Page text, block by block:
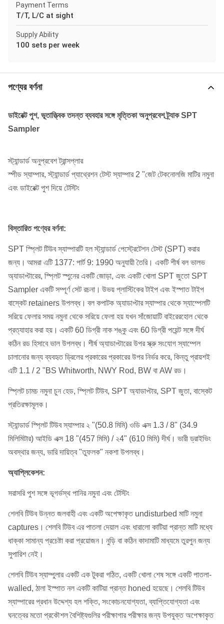
Payment Terms
T/T, L/C at sight
Supply Ability
100 sets per week
পণ্যের বর্ণনা
ডাইরেক্ট পুশ, ভূতাত্ত্বিক তদন্ত ব্যবহার সঙ্গে মৃত্তিকা অনুপ্রবেশ ট্র্যাক SPT
Sampler
স্ট্যান্ডার্ড অনুপ্রবেশ ট্রান্সপ্লার
স্পীড স্যাম্পার, স্ট্যান্ডার্ড প্যাথ্রেশন টেস্ট স্যাম্পার 2 "জেট টেকনোলজি মাটির নমুনা
এবং ডাইরেক্ট পুশ দিয়ে টেস্টিং
বিস্তারিত পণ্যের বর্ণনা:
SPT স্প্লিট টিউব স্যাম্পারটি হল স্ট্যান্ডার্ড পেস্ট্রেটেশন টেস্ট (SPT) করার
জন্য। আমরা এটি 1377: পার্ট 9: 1990 অনুযায়ী তৈরি। একটি শীর্ষ বল ভালভ
অ্যাডাপ্টারের, স্প্লিট স্পুনের একটি জোড়া, এবং একটি খোলা SPT জুতো SPT
Sampler একটি সম্পূর্ণ সেট রচনা। উভয় প্লাস্টিকের টাইপ এবং ইস্পাত টাইপ
বাস্কেট retainers উপলব্ধ। বল কপাটক অ্যাডাপ্টার স্যাম্পার থেকে স্যাম্পেলটি
সরিয়ে ফেলার সময় নমুনা থেকে সরিয়ে ফেলা হয় যখন সাঁজোয়াটি বাইরেরহোল থেকে
প্রত্যাহার করা হয়। একটি 60 ডিগ্রী নাক শঙ্কু এবং 60 ডিগ্রী পয়েন্ট সঙ্গে দীর্ঘ
কঠিন রড হিসাবে ভাল উপলব্ধ। শীর্ষ অ্যাডাপ্টারের উপর স্ক্রু সংযোগ স্যাম্পেল
চালানোর জন্য ব্যবহৃত ড্রিলের প্রকারের প্রকারের উপর নির্ভর করে, কিন্তু প্রায়শই
এটি 1.1 / 2 "BS Whitworth, NWY Rod, BW বা AW রড।
স্প্লিট চামচ নমুনা চুন হেড, স্প্লিট টিউব, SPT অ্যাডাপ্টার, SPT জুতা, বাস্কেট
প্রতিরক্ষামূলক।
স্ট্যান্ডার্ড স্প্লিট টিউব স্যাম্পার ২ "(50.8 মিমি) ওডি এক্স 1.3 / 8" (34.9
মিলিমিটার) আইডি এক্স 18 "(457 মিমি) / ২4" (610 মিমি) দীর্ঘ। ভারী ড্রাইভিং
অবস্থার জন্য, ভারি দায়িত্ব "তুফলক" নকশা উপলব্ধ।
অ্যাপ্লিকেশন:
সরাসরি পুশ সঙ্গে ভূগর্ভস্থ পানির নমুনা এবং টেস্টিং
শেলবি টিউব উন্নত জলবাহী এবং একটি অপেক্ষাকৃত undisturbed মাটি নমুনা
captures। শেলবি টিউব এর পাতলা দেয়াল এবং ধারালো কাটিয়া প্রান্ত মাটি মধ্যে
ধাক্কা সামান্য প্রচেষ্টা করা প্রয়োজন। নুড়ি বা কঠিন কাদামাটি মাধ্যমে তুরপুন জন্য
সুপারিশ নেই।
শেলবি টিউব স্যাম্পুলার একটি এক টুকরা গঠিত, একটি খোলা শেষ সঙ্গে একটি পাতলা-
walled, ঠালা ইস্পাত নল একটি কাটিয়া প্রান্ত honed হয়েছে। শেলবি টিউব
স্যাম্পারের প্রধান উদ্দেশ্য হল শক্তি, সংকোচনযোগ্যতা, ব্যাপ্তিযোগ্যতা এবং
ঘনত্বের মতো প্রকৌশল বৈশিষ্ট্যগুলির পরীক্ষাগার পরীক্ষার জন্য উপযুক্ত অপেক্ষাকৃত